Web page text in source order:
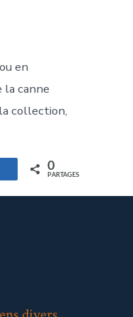
en
la canne
collection,
0
PARTAGES